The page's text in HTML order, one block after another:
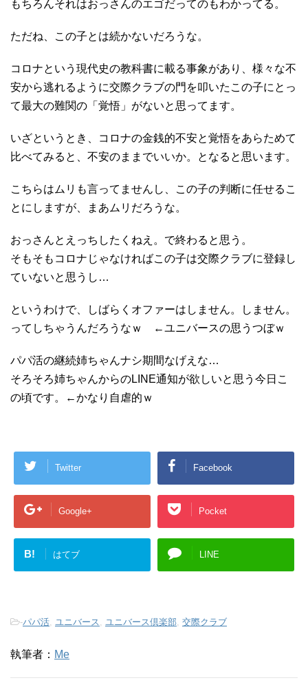
もちろんそれはおっさんのエゴだってのもわかってる。
ただね、この子とは続かないだろうな。
コロナという現代史の教科書に載る事象があり、様々な不
安から逃れるように交際クラブの門を叩いたこの子にとっ
て最大の難関の「覚悟」がないと思ってます。
いざというとき、コロナの金銭的不安と覚悟をあらためて
比べてみると、不安のままでいいか。となると思います。
こちらはムリも言ってませんし、この子の判断に任せるこ
とにしますが、まあムリだろうな。
おっさんとえっちしたくねえ。で終わると思う。
そもそもコロナじゃなければこの子は交際クラブに登録し
ていないと思うし…
というわけで、しばらくオファーはしません。しません。
ってしちゃうんだろうなｗ ←ユニバースの思うつぼｗ
パパ活の継続姉ちゃんナシ期間なげえな…
そろそろ姉ちゃんからのLINE通知が欲しいと思う今日こ
の頃です。←かなり自虐的ｗ
Twitter Facebook
Google+ Pocket
B! はてブ LINE
-パパ活 ユニバース ユニバース倶楽部 交際クラブ
執筆者： Me